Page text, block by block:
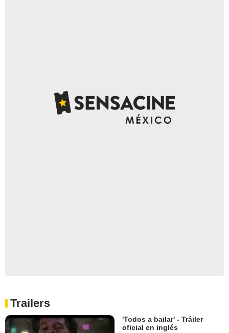
Trailers
'Todos a bailar' - Tráiler
oficial en inglés